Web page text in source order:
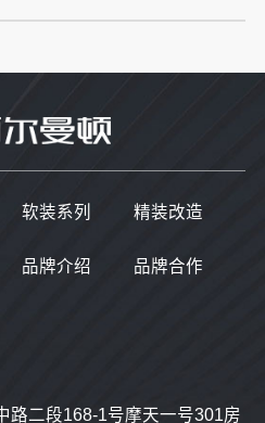
软装系列 精装改造
品牌介绍 品牌合作
路二段168-1号摩天一号301房